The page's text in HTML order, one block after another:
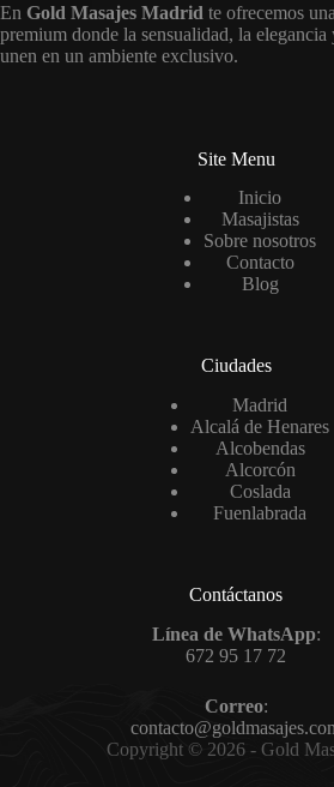
En Gold Masajes Madrid te ofrecemos
premium donde la sensualidad, la elegancia
unen en un ambiente exclusivo.
Site Menu
Inicio
Masajistas
Sobre nosotros
Contacto
Blog
Ciudades
Madrid
Alcalá de Henares
Alcobendas
Alcorcón
Coslada
Fuenlabrada
Contáctanos
Línea de WhatsApp:
672 95 17 72
Correo:
Copyright © 2026 - Gold